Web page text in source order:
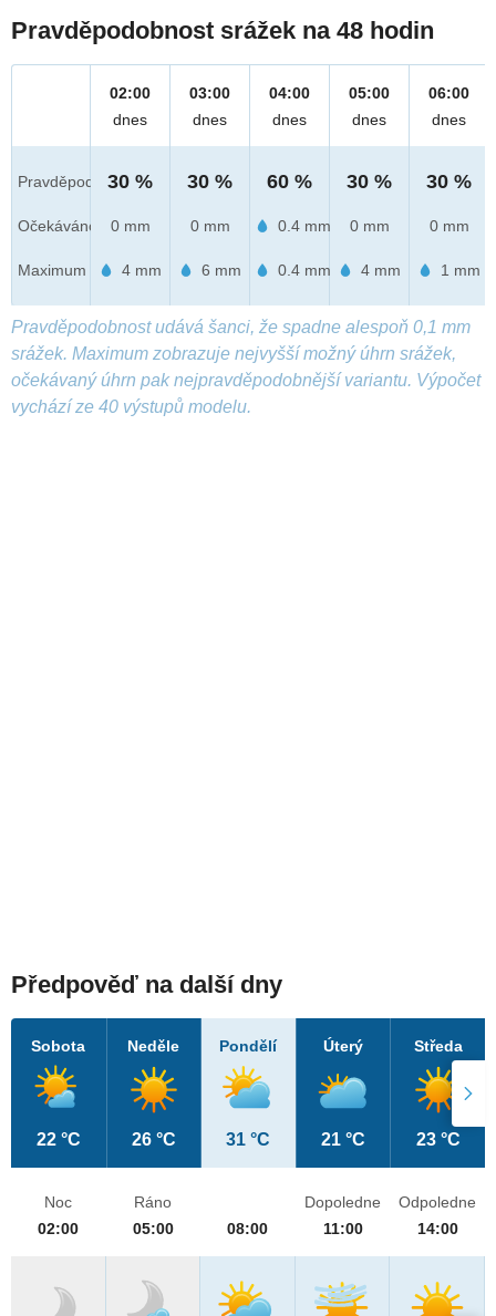
Pravděpodobnost srážek na 48 hodin
Pravděpod.
Očekáváno
Maximum
02:00
dnes
30 %
0 mm
4 mm
03:00
dnes
30 %
0 mm
6 mm
04:00
dnes
60 %
0.4 mm
0.4 mm
05:00
dnes
30 %
0 mm
4 mm
06:00
dnes
30 %
0 mm
1 mm
Pravděpodobnost udává šanci, že spadne alespoň 0,1 mm
srážek. Maximum zobrazuje nejvyšší možný úhrn srážek,
očekávaný úhrn pak nejpravděpodobnější variantu. Výpočet
vychází ze 40 výstupů modelu.
Předpověď na další dny
Sobota
22 °C
Neděle
26 °C
Pondělí
31 °C
Úterý
21 °C
Středa
23 °C
Noc
02:00
Ráno
05:00
08:00
Dopoledne
11:00
Odpoledne
14:00